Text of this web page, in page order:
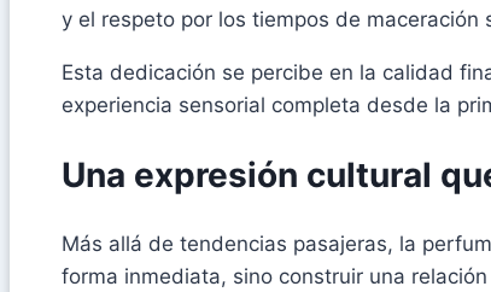
y el respeto por los tiempos de maceración
Esta dedicación se percibe en la calidad
experiencia sensorial completa desde la
Una expresión cultural
Más allá de tendencias pasajeras, la
forma inmediata, sino construir una